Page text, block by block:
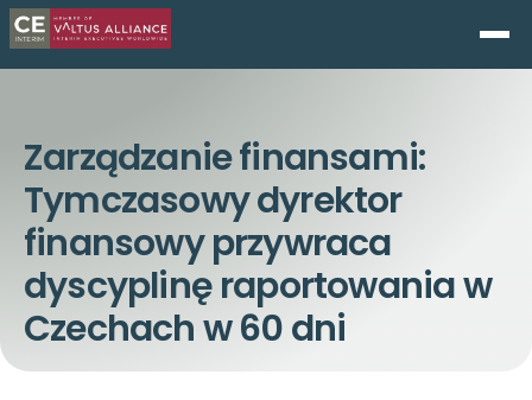
Zarządzanie finansami:
Tymczasowy dyrektor
finansowy przywraca
dyscyplinę raportowania w
Czechach w 60 dni